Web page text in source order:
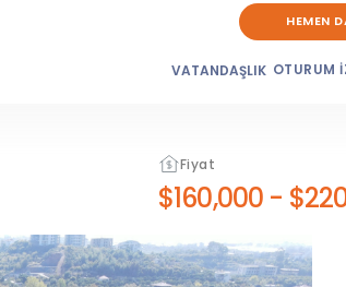
HEMEN
VATANDAŞLIK OTURUM
Fiyat
$160,000 -